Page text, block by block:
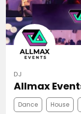
DJ
Allmax
Dance House